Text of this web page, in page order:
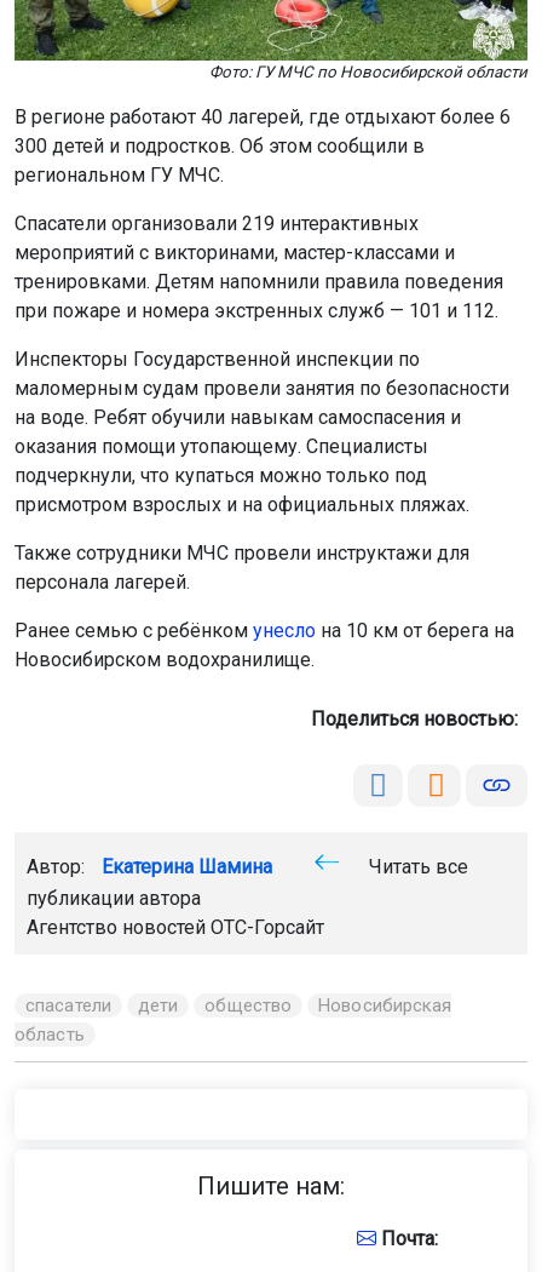
Фото: ГУ МЧС по Новосибирской области
В регионе работают 40 лагерей, где отдыхают более 6
300 детей и подростков. Об этом сообщили в
региональном ГУ МЧС.
Спасатели организовали 219 интерактивных
мероприятий с викторинами, мастер-классами и
тренировками. Детям напомнили правила поведения
при пожаре и номера экстренных служб — 101 и 112.
Инспекторы Государственной инспекции по
маломерным судам провели занятия по безопасности
на воде. Ребят обучили навыкам самоспасения и
оказания помощи утопающему. Специалисты
подчеркнули, что купаться можно только под
присмотром взрослых и на официальных пляжах.
Также сотрудники МЧС провели инструктажи для
персонала лагерей.
Ранее семью с ребёнком унесло на 10 км от берега на
Новосибирском водохранилище.
Поделиться новостью:
Автор: Екатерина Шамина
Читать все
публикации автора
Агентство новостей ОТС-Горсайт
спасатели дети общество
Новосибирская
область
Пишите нам:
Почта: